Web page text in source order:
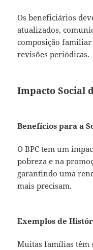
Os beneficiários
atualizados,
composição familiar
revisões periódicas.
Impacto Social
Benefícios para a
O BPC tem um
pobreza e na
garantindo uma
mais precisam.
Exemplos de
Muitas famílias têm